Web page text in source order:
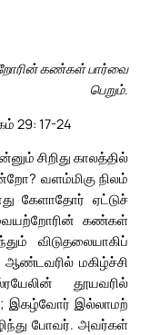
கண்கள் பார்வை
பெறும்.
29: 17-24
சிறிது காலத்தில்
வளம்மிகு நிலம்
கேளாதோர் ஏட்டுச்
கண்கள்
விடுதலையாகிப்
மகிழ்ச்சி
தூயவரில்
இகழ்வோர் இல்லாமற்
போவர். அவர்கள்